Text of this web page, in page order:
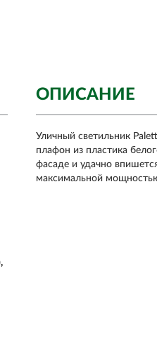
ОПИСАНИЕ
Уличный светильник
плафон из пластика
фасаде и удачно
максимальной